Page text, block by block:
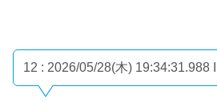
12 : 2026/05/28(木) 19:34:31.988